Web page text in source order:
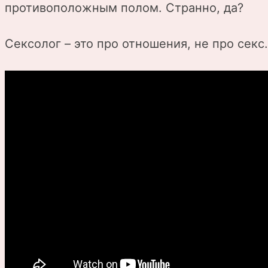
противоположным полом. Странно, да?
Сексолог – это про отношения, не про